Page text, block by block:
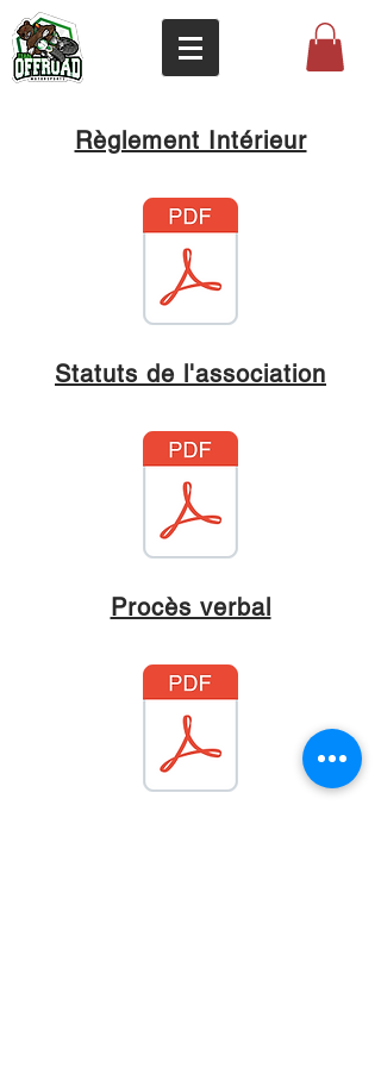
Règlement Intérieur
Statuts de l'association
Procès verbal